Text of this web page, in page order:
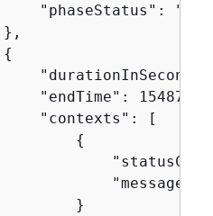
"phaseStatus":
{
"endTime":
"contexts": [
{
"message":
}